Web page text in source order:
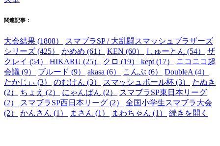
関連記事：
大会結果 (1808）
スマブラSP / 大乱闘スマッシュブラザーズ
シリーズ (425）
かめめ (61） KEN (60） しゅーとん (54）
ザ
クレイ (54）
HIKARU (25） クロ (19） kept (17）
ニコニコ超
会議 (9）
ブルード (9） akasa (6） こんぶ (6）
DoubleA (4）
たかじぃ (3）
のむけん (3） スマッシュボール杯 (3）
たぬき
(2）
ちょえ (2） にゃんばん (2）
スマブラSP東日本リーグ
(2）
スマブラSP西日本リーグ (2）
全国小学生スマブラ大会
(2）
かんさん (1） まさん (1） まわちゃん (1） 続きを開く